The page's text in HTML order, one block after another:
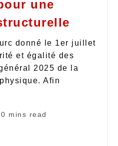
une
donné le 1er juillet
et égalité des
2025 de la
Afin
mins read